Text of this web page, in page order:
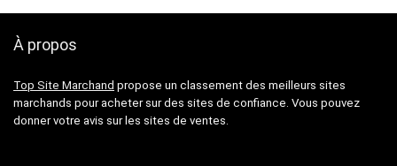
À propos
Top Site Marchand propose un classement des meilleurs sites
marchands pour acheter sur des sites de confiance. Vous pouvez
donner votre avis sur les sites de ventes.